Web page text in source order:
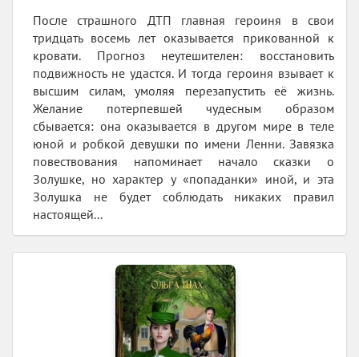
После страшного ДТП главная героиня в свои
тридцать восемь лет оказывается прикованной к
кровати. Прогноз неутешителен: восстановить
подвижность не удастся. И тогда героиня взывает к
высшим силам, умоляя перезапустить её жизнь.
Желание потерпевшей чудесным образом
сбывается: она оказывается в другом мире в теле
юной и робкой девушки по имени Ленни. Завязка
повествования напоминает начало сказки о
Золушке, но характер у «попаданки» иной, и эта
Золушка не будет соблюдать никаких правил
настоящей...